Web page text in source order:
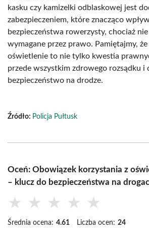
kasku czy kamizelki odblaskowej jest
zabezpieczeniem, które znacząco
bezpieczeństwa rowerzysty, chociaż
wymagane przez prawo. Pamiętajmy,
oświetlenie to nie tylko kwestia
przede wszystkim zdrowego rozsądku i
bezpieczeństwo na drodze.
Źródło: Policja Pułtusk
Oceń: Obowiązek korzystania z
– klucz do bezpieczeństwa na
★ ★ ★ ★ ★
Średnia ocena: 4.61 Liczba ocen: 24